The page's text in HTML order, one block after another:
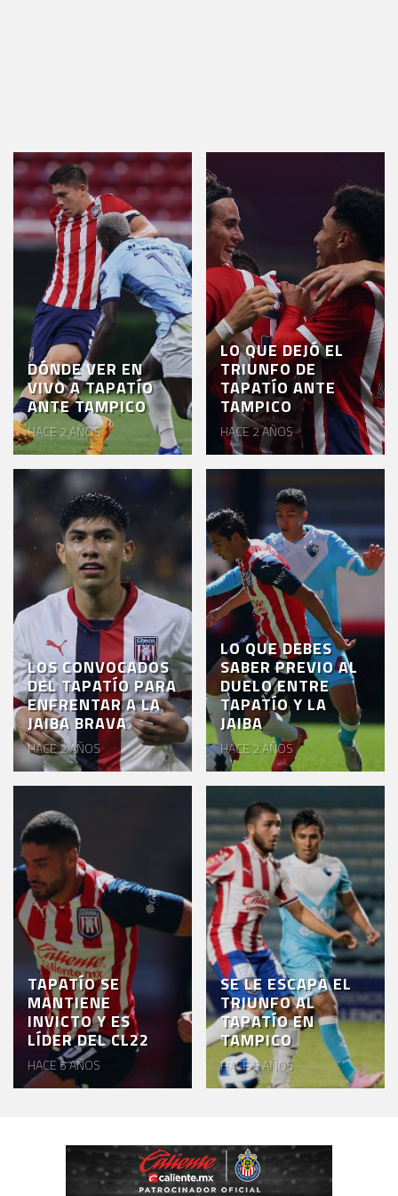
TIENDA
CHIVAS
CHIVASTV
ESTADIO
AKRON
TOUR
ESTADIO
AKRON
DÓNDE VER EN
VIVO A TAPATÍO
ANTE TAMPICO
HACE 2 AÑOS
LO QUE DEJÓ EL
TRIUNFO DE
TAPATÍO ANTE
TAMPICO
HACE 2 AÑOS
LOS CONVOCADOS
DEL TAPATÍO PARA
ENFRENTAR A LA
JAIBA BRAVA
HACE 2 AÑOS
LO QUE DEBES
SABER PREVIO AL
DUELO ENTRE
TAPATÍO Y LA
JAIBA
HACE 2 AÑOS
TAPATÍO SE
MANTIENE
INVICTO Y ES
LÍDER DEL CL22
HACE 5 AÑOS
SE LE ESCAPA EL
TRIUNFO AL
TAPATÍO EN
TAMPICO
HACE 5 AÑOS